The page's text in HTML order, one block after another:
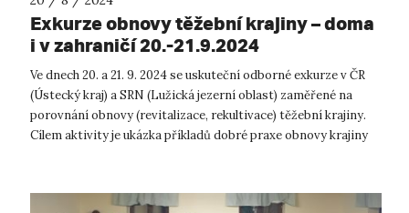
Exkurze obnovy těžební krajiny – doma
i v zahraničí 20.-21.9.2024
Ve dnech 20. a 21. 9. 2024 se uskuteční odborné exkurze v ČR
(Ústecký kraj) a SRN (Lužická jezerní oblast) zaměřené na
porovnání obnovy (revitalizace, rekultivace) těžební krajiny.
Cílem aktivity je ukázka příkladů dobré praxe obnovy krajiny